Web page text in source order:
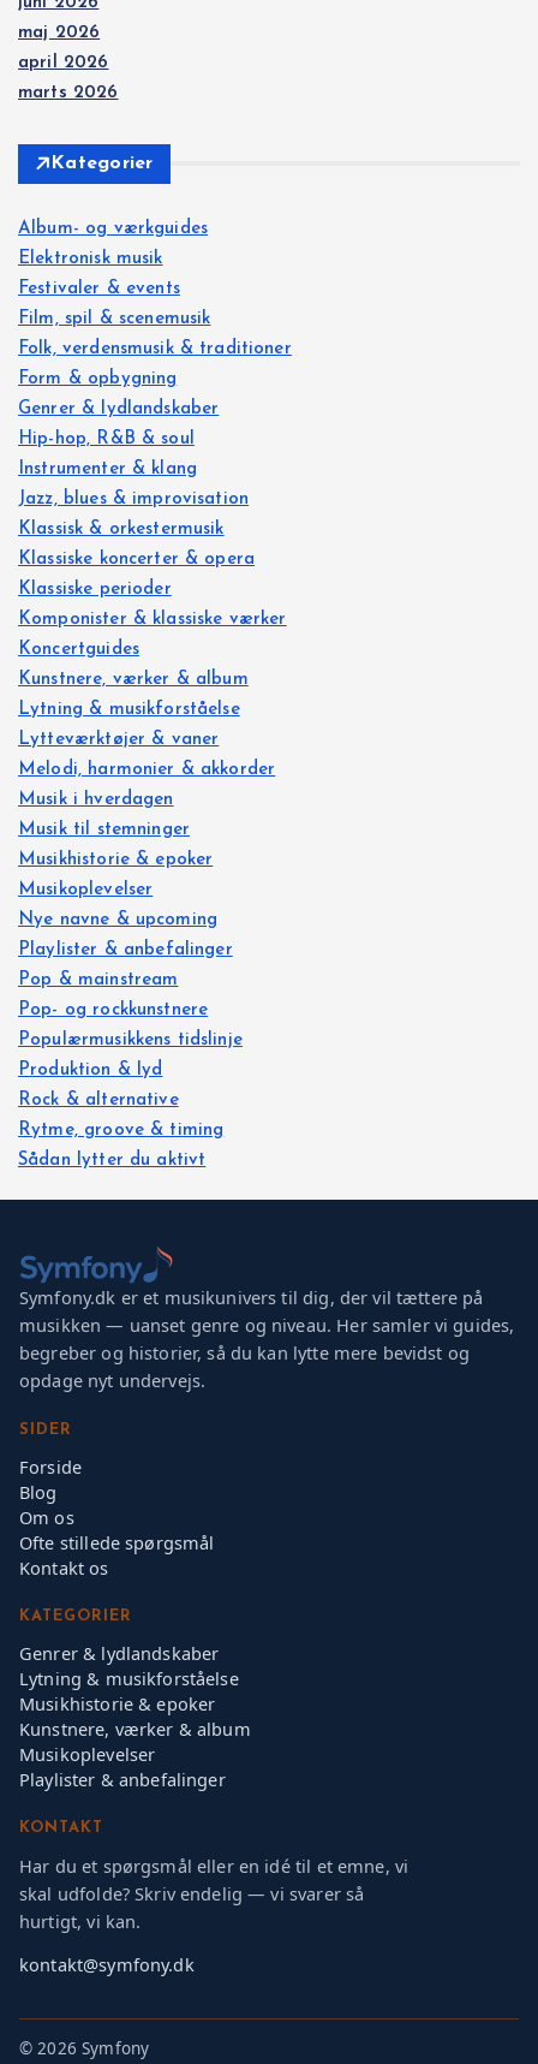
maj 2026
april 2026
marts 2026
Kategorier
Album- og værkguides
Elektronisk musik
Festivaler & events
Film, spil & scenemusik
Folk, verdensmusik & traditioner
Form & opbygning
Genrer & lydlandskaber
Hip-hop, R&B & soul
Instrumenter & klang
Jazz, blues & improvisation
Klassisk & orkestermusik
Klassiske koncerter & opera
Klassiske perioder
Komponister & klassiske værker
Koncertguides
Kunstnere, værker & album
Lytning & musikforståelse
Lytteværktøjer & vaner
Melodi, harmonier & akkorder
Musik i hverdagen
Musik til stemninger
Musikhistorie & epoker
Musikoplevelser
Nye navne & upcoming
Playlister & anbefalinger
Pop & mainstream
Pop- og rockkunstnere
Populærmusikkens tidslinje
Produktion & lyd
Rock & alternative
Rytme, groove & timing
Sådan lytter du aktivt
Symfony.dk er et musikunivers til dig, der vil tættere på
musikken — uanset genre og niveau. Her samler vi guides,
begreber og historier, så du kan lytte mere bevidst og
opdage nyt undervejs.
SIDER
Forside
Blog
Om os
Ofte stillede spørgsmål
Kontakt os
KATEGORIER
Genrer & lydlandskaber
Lytning & musikforståelse
Musikhistorie & epoker
Kunstnere, værker & album
Musikoplevelser
Playlister & anbefalinger
KONTAKT
Har du et spørgsmål eller en idé til et emne, vi
skal udfolde? Skriv endelig — vi svarer så
hurtigt, vi kan.
kontakt@symfony.dk
©2026 Symfony